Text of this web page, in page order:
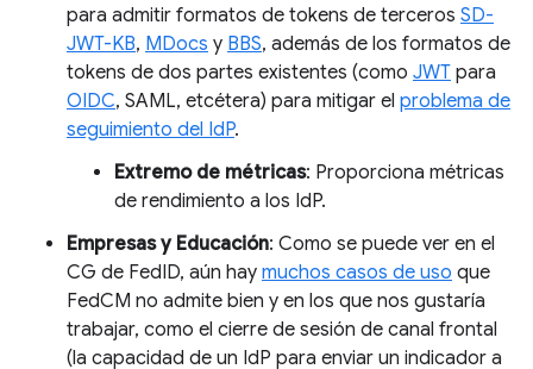
para admitir formatos de tokens de terceros SD-
JWT-KB, MDocs y BBS, además de los formatos de
tokens de dos partes existentes (como JWT para
OIDC, SAML, etcétera) para mitigar el problema de
seguimiento del IdP.
Extremo de métricas: Proporciona métricas
de rendimiento a los IdP.
Empresas y Educación: Como se puede ver en el
CG de FedID, aún hay muchos casos de uso que
FedCM no admite bien y en los que nos gustaría
trabajar, como el cierre de sesión de canal frontal
(la capacidad de un IdP para enviar un indicador a